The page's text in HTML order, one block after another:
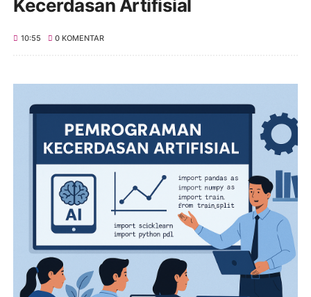
Kecerdasan Artifisial
10:55 0 KOMENTAR